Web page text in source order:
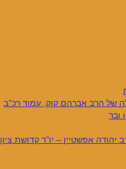
של הרב אברהם קוק, עמוד רכ"ב
ובר
אפשטיין – יו"ר קדושת ציון